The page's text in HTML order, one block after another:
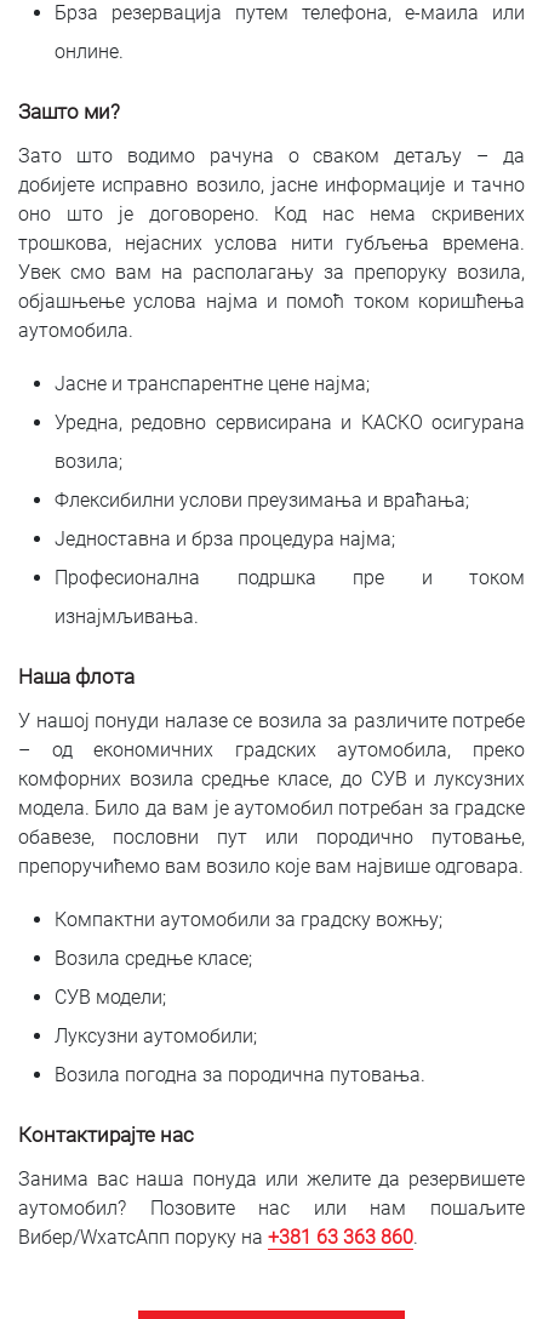
Брза резервација путем телефона, е-маила или
онлине.
Зашто ми?
Зато што водимо рачуна о сваком детаљу – да
добијете исправно возило, јасне информације и тачно
оно што је договорено. Код нас нема скривених
трошкова, нејасних услова нити губљења времена.
Увек смо вам на располагању за препоруку возила,
објашњење услова најма и помоћ током коришћења
аутомобила.
Јасне и транспарентне цене најма;
Уредна, редовно сервисирана и КАСКО осигурана
возила;
Флексибилни услови преузимања и враћања;
Једноставна и брза процедура најма;
Професионална подршка пре и током
изнајмљивања.
Наша флота
У нашој понуди налазе се возила за различите потребе
– од економичних градских аутомобила, преко
комфорних возила средње класе, до СУВ и луксузних
модела. Било да вам је аутомобил потребан за градске
обавезе, пословни пут или породично путовање,
препоручићемо вам возило које вам највише одговара.
Компактни аутомобили за градску вожњу;
Возила средње класе;
СУВ модели;
Луксузни аутомобили;
Возила погодна за породична путовања.
Контактирајте нас
Занима вас наша понуда или желите да резервишете
аутомобил? Позовите нас или нам пошаљите
Вибер/WхатсАпп поруку на +381 63 363 860.